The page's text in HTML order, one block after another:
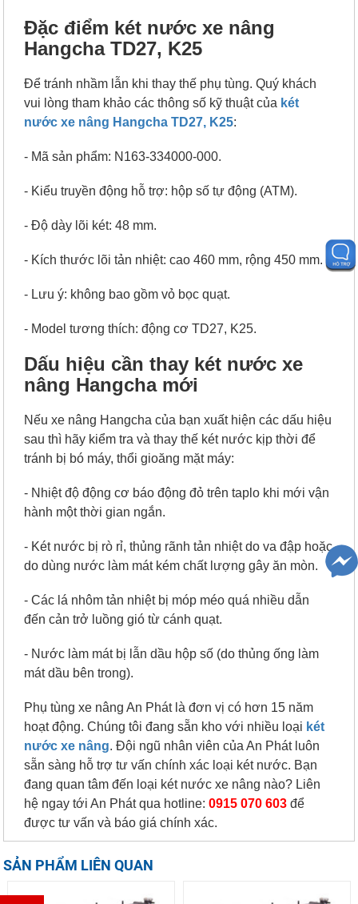
Đặc điểm két nước xe nâng
Hangcha TD27, K25
Để tránh nhầm lẫn khi thay thế phụ tùng. Quý khách
vui lòng tham khảo các thông số kỹ thuật của két
nước xe nâng Hangcha TD27, K25:
- Mã sản phẩm: N163-334000-000.
- Kiểu truyền động hỗ trợ: hộp số tự động (ATM).
- Độ dày lõi két: 48 mm.
- Kích thước lõi tản nhiệt: cao 460 mm, rộng 450 mm.
- Lưu ý: không bao gồm vỏ bọc quạt.
- Model tương thích: động cơ TD27, K25.
Dấu hiệu cần thay két nước xe
nâng Hangcha mới
Nếu xe nâng Hangcha của bạn xuất hiện các dấu hiệu
sau thì hãy kiểm tra và thay thế két nước kịp thời để
tránh bị bó máy, thổi gioăng mặt máy:
- Nhiệt độ động cơ báo động đỏ trên taplo khi mới vận
hành một thời gian ngắn.
- Két nước bị rò rỉ, thủng rãnh tản nhiệt do va đập hoặc
do dùng nước làm mát kém chất lượng gây ăn mòn.
- Các lá nhôm tản nhiệt bị móp méo quá nhiều dẫn
đến cản trở luồng gió từ cánh quạt.
- Nước làm mát bị lẫn dầu hộp số (do thủng ống làm
mát dầu bên trong).
Phụ tùng xe nâng An Phát là đơn vị có hơn 15 năm
hoạt động. Chúng tôi đang sẵn kho với nhiều loại két
nước xe nâng. Đội ngũ nhân viên của An Phát luôn
sẵn sàng hỗ trợ tư vấn chính xác loại két nước. Bạn
đang quan tâm đến loại két nước xe nâng nào? Liên
hệ ngay tới An Phát qua hotline:0915 070 603 để
được tư vấn và báo giá chính xác.
SẢN PHẨM LIÊN QUAN